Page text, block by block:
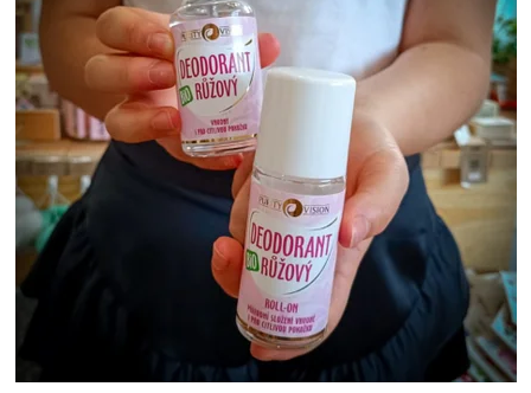
r
o
d
u
k
t
ů
p
r
o
d
u
k
t
ů